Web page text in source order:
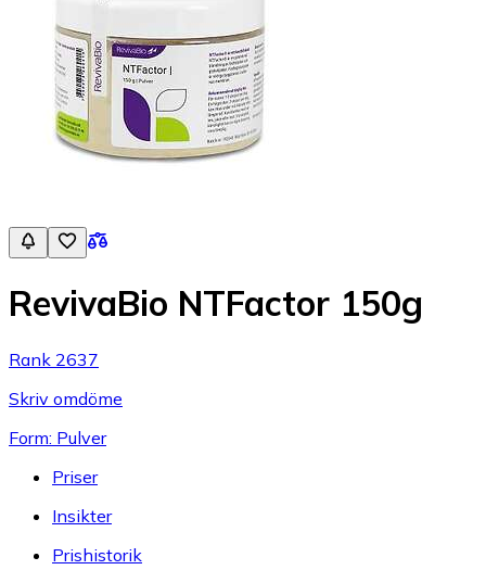
RevivaBio NTFactor 150g
Rank 2637
Skriv omdöme
Form: Pulver
Priser
Insikter
Prishistorik